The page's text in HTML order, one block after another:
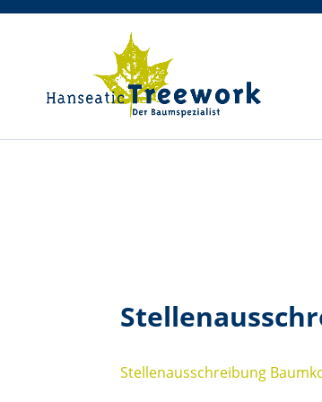
Stellenausschreibung